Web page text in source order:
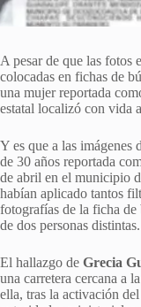
A pesar de que las fotos
colocadas en fichas de
una mujer reportada
estatal localizó con vida a
Y es que a las imágenes
de 30 años reportada
de abril en el municipio
habían aplicado tantos
fotografías de la ficha de
de dos personas distintas.
El hallazgo de Grecia
una carretera cercana a
ella, tras la activación